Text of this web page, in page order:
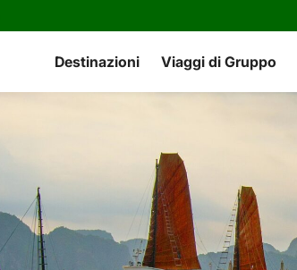
Destinazioni Viaggi di Gruppo